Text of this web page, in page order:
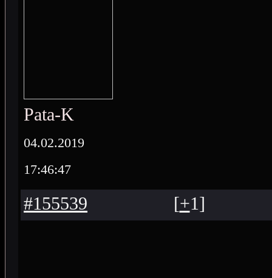
Pata-K
04.02.2019
17:46:47
#155539 [+1]